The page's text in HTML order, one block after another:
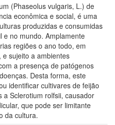
(Phaseolus vulgaris, L.) de
econômica e social, é uma
produzidas e consumidas
e no mundo. Amplamente
regiões o ano todo, em
e sujeito a ambientes
a presença de patógenos
Desta forma, este
identificar cultivares de feijão
a Sclerotium rolfsii, causador
que pode ser limitante
da cultura.